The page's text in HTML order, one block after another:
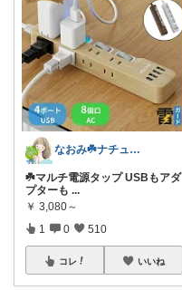
なおみ☘️ナチュラル生活
☘️マルチ電源タップ USBもアダ
プターも ...
￥ 3,080～
1 0 510
コレ いいね